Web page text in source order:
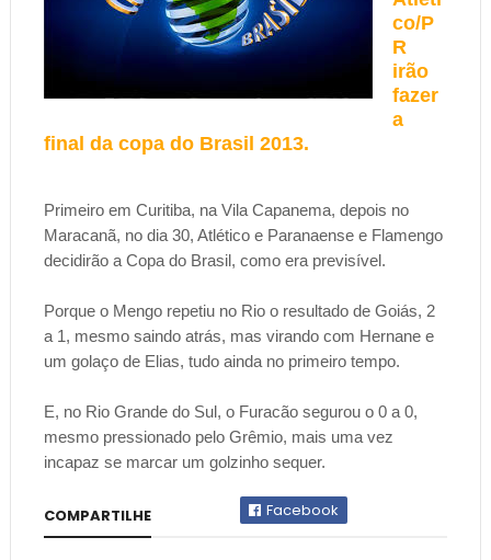
co/P
R
irão
fazer
a
final da copa do Brasil 2013.
Primeiro em Curitiba, na Vila Capanema, depois no
Maracanã, no dia 30, Atlético e Paranaense e Flamengo
decidirão a Copa do Brasil, como era previsível.
Porque o Mengo repetiu no Rio o resultado de Goiás, 2
a 1, mesmo saindo atrás, mas virando com Hernane e
um golaço de Elias, tudo ainda no primeiro tempo.
E, no Rio Grande do Sul, o Furacão segurou o 0 a 0,
mesmo pressionado pelo Grêmio, mais uma vez
incapaz se marcar um golzinho sequer.
COMPARTILHE Facebook